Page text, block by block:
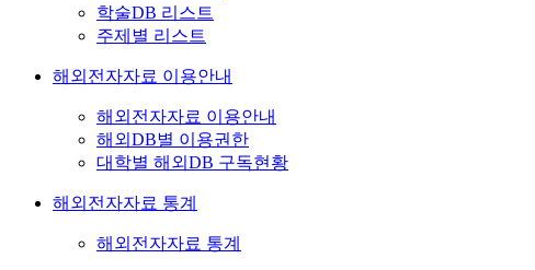
학술DB 리스트
주제별 리스트
해외전자자료 이용안내
해외전자자료 이용안내
해외DB별 이용권한
대학별 해외DB 구독현황
해외전자자료 통계
해외전자자료 통계